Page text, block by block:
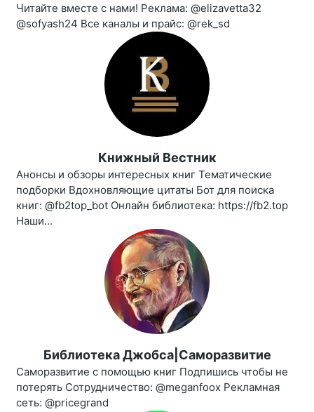
Читайте вместе с нами! Реклама: @elizavetta32
@sofyash24 Все каналы и прайс: @rek_sd
Книжный Вестник
Анонсы и обзоры интересных книг Тематические
подборки Вдохновляющие цитаты Бот для поиска
книг: @fb2top_bot Онлайн библиотека: https://fb2.top
Наши...
Библиотека Джобса|Саморазвитие
Саморазвитие с помощью книг Подпишись чтобы не
потерять Сотрудничество: @meganfoox Рекламная
сеть: @pricegrand